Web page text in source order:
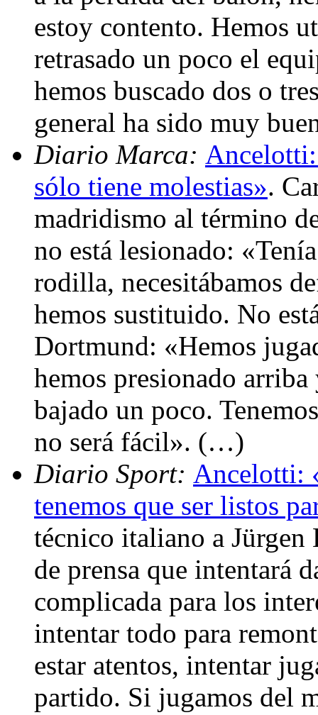
estoy contento. Hemos
retrasado un poco el
hemos buscado dos o
general ha sido muy
Diario Marca:
sólo tiene molestias».
madridismo al término
no está lesionado:
rodilla, necesitábamos
hemos sustituido. No
Dortmund: «Hemos
hemos presionado
bajado un poco.
no será fácil». (…)
Diario Sport: Ancelotti:
tenemos que ser listos
técnico italiano a Jürgen
de prensa que intentará
complicada para los
intentar todo para
estar atentos, intentar
partido. Si jugamos del